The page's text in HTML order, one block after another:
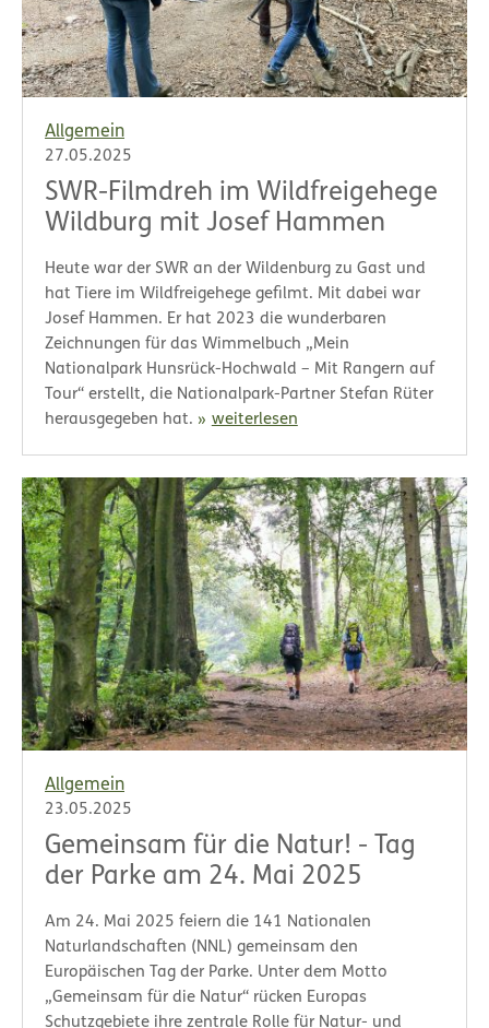
Allgemein
27.05.2025
SWR-Filmdreh im Wildfreigehege
Wildburg mit Josef Hammen
Heute war der SWR an der Wildenburg zu Gast und
hat Tiere im Wildfreigehege gefilmt. Mit dabei war
Josef Hammen. Er hat 2023 die wunderbaren
Zeichnungen für das Wimmelbuch „Mein
Nationalpark Hunsrück-Hochwald – Mit Rangern auf
Tour“ erstellt, die Nationalpark-Partner Stefan Rüter
herausgegeben hat.
weiterlesen
Allgemein
23.05.2025
Gemeinsam für die Natur! - Tag
der Parke am 24. Mai 2025
Am 24. Mai 2025 feiern die 141 Nationalen
Naturlandschaften (NNL) gemeinsam den
Europäischen Tag der Parke. Unter dem Motto
„Gemeinsam für die Natur“ rücken Europas
Schutzgebiete ihre zentrale Rolle für Natur- und